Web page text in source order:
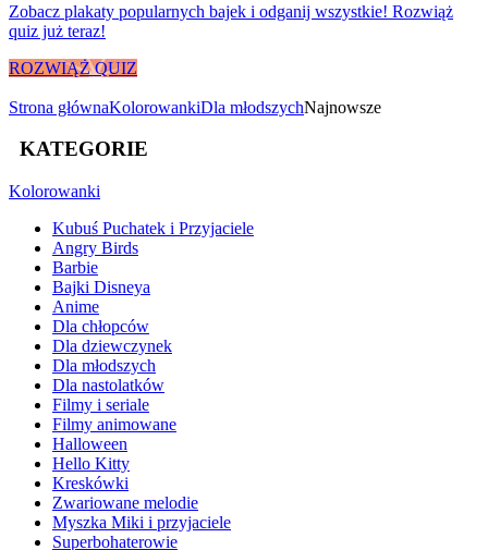
Zobacz plakaty popularnych bajek i odganij wszystkie! Rozwiąż
quiz już teraz!
ROZWIĄŻ QUIZ
Strona głównaKolorowankiDla młodszychNajnowsze
KATEGORIE
Kolorowanki
Kubuś Puchatek i Przyjaciele
Angry Birds
Barbie
Bajki Disneya
Anime
Dla chłopców
Dla dziewczynek
Dla młodszych
Dla nastolatków
Filmy i seriale
Filmy animowane
Halloween
Hello Kitty
Kreskówki
Zwariowane melodie
Myszka Miki i przyjaciele
Superbohaterowie